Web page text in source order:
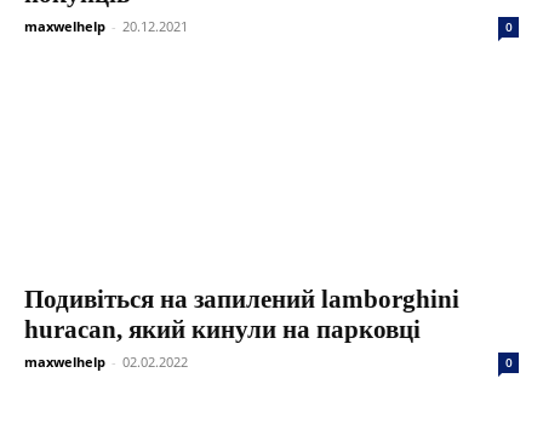
maxwelhelp - 20.12.2021 0
Подивіться на запилений lamborghini
huracan, який кинули на парковці
maxwelhelp - 02.02.2022 0